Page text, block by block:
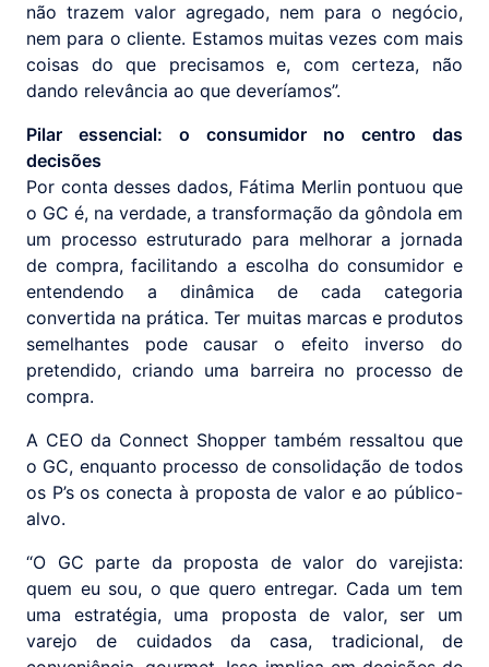
não trazem valor agregado, nem para o negócio,
nem para o cliente. Estamos muitas vezes com mais
coisas do que precisamos e, com certeza, não
dando relevância ao que deveríamos”.
Pilar essencial: o consumidor no centro das
decisões
Por conta desses dados, Fátima Merlin pontuou que
o GC é, na verdade, a transformação da gôndola em
um processo estruturado para melhorar a jornada
de compra, facilitando a escolha do consumidor e
entendendo a dinâmica de cada categoria
convertida na prática. Ter muitas marcas e produtos
semelhantes pode causar o efeito inverso do
pretendido, criando uma barreira no processo de
compra.
A CEO da Connect Shopper também ressaltou que
o GC, enquanto processo de consolidação de todos
os P’s os conecta à proposta de valor e ao público-
alvo.
“O GC parte da proposta de valor do varejista:
quem eu sou, o que quero entregar. Cada um tem
uma estratégia, uma proposta de valor, ser um
varejo de cuidados da casa, tradicional, de